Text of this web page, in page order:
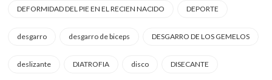
DEFORMIDAD DEL PIE EN EL RECIEN NACIDO DEPORTE
desgarro desgarro de biceps DESGARRO DE LOS GEMELOS
deslizante DIATROFIA disco DISECANTE